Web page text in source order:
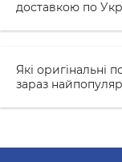
улюбленими
Пазли — це
користю та
розвагу.
доставкою по
Які оригінальні
зараз